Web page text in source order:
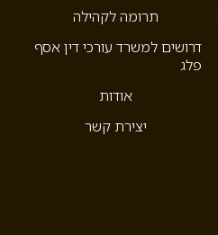
תרומה לקהילה
דרושים למשרד עורכי דין אסף
פלג
אודות
יצירת קשר